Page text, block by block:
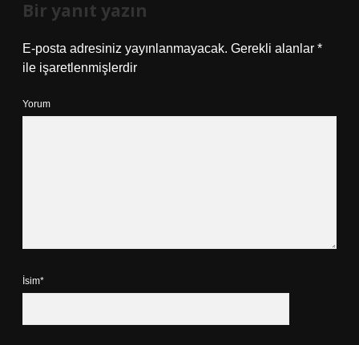
Bir yanıt yazın
E-posta adresiniz yayınlanmayacak. Gerekli alanlar *
ile işaretlenmişlerdir
Yorum
İsim*